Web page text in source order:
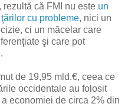
că FMI nu este un
cu probleme, nici un
ci un măcelar care
şi care pot
de 19,95 mld.€, ceea ce
occidentale au folosit
economiei de circa 2% din